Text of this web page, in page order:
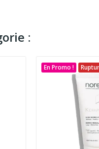
:
En Promo !